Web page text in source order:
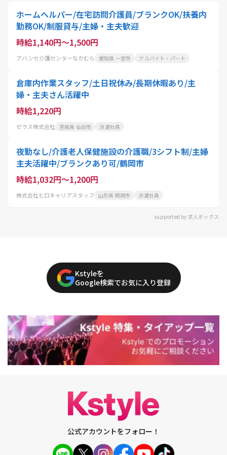
ホームヘルパー/在宅訪問介護員/ブランクOK/扶養内
勤務OK/制服貸与/主婦・主夫歓迎
時給1,140円～1,500円
アバンセ介護センターなかむら 愛知県 一宮市 アルバイト・パート
倉庫内作業スタッフ/土日祝休み/長期休暇あり/主
婦・主夫さん活躍中
時給1,220円
ゼラス株式会社 宮城県 仙台市 派遣社員
夜勤なし/介護老人保健施設の介護職/3シフト制/主婦
主夫活躍中/ブランクあり可/鶴岡市
時給1,032円～1,200円
株式会社ヒロキャリアスタッフ 山形県 鶴岡市 派遣社員
supported by 求人ボックス
Kstyleを
Google検索でお気に入り登録
公式アカウントをフォロー！